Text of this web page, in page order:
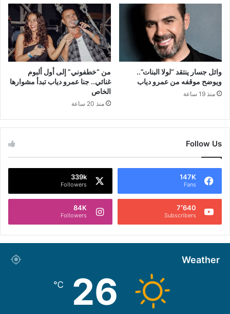
وائل جسار ينتقد “لولا البنات”..
ويوضح موقفه من عمرو دياب
منذ 19 ساعة
من “خطفوني” إلى أول ألبوم
غنائي.. جنا عمرو دياب تبدأ مشوارها
الخاص
منذ 20 ساعة
Follow Us
147K
Fans
339k
Followers
7٬640
Subscribers
84K
Followers
Weather
26
℃